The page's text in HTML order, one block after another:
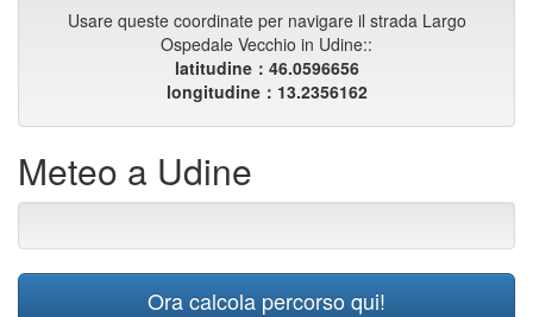
Usare queste coordinate per navigare il strada Largo
Ospedale Vecchio in Udine::
latitudine：46.0596656
longitudine：13.2356162
Meteo a Udine
Ora calcola percorso qui!